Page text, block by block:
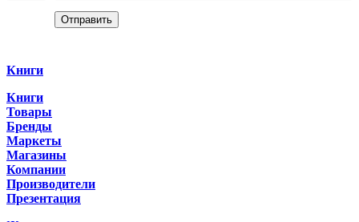
Отправить
Книги
Книги
Товары
Бренды
Маркеты
Магазины
Компании
Производители
Презентация